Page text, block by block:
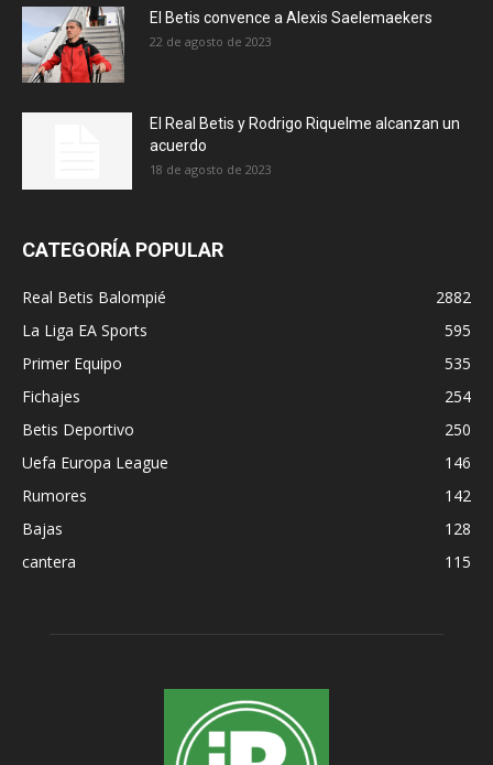
El Betis convence a Alexis Saelemaekers
22 de agosto de 2023
El Real Betis y Rodrigo Riquelme alcanzan un
acuerdo
18 de agosto de 2023
CATEGORÍA POPULAR
Real Betis Balompié
2882
La Liga EA Sports
595
Primer Equipo
535
Fichajes
254
Betis Deportivo
250
Uefa Europa League
146
Rumores
142
Bajas
128
cantera
115